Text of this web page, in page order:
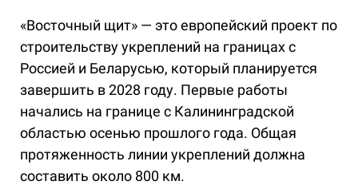
«Восточный щит» — это европейский проект по
строительству укреплений на границах с
Россией и Беларусью, который планируется
завершить в 2028 году. Первые работы
начались на границе с Калининградской
областью осенью прошлого года. Общая
протяженность линии укреплений должна
составить около 800 км.